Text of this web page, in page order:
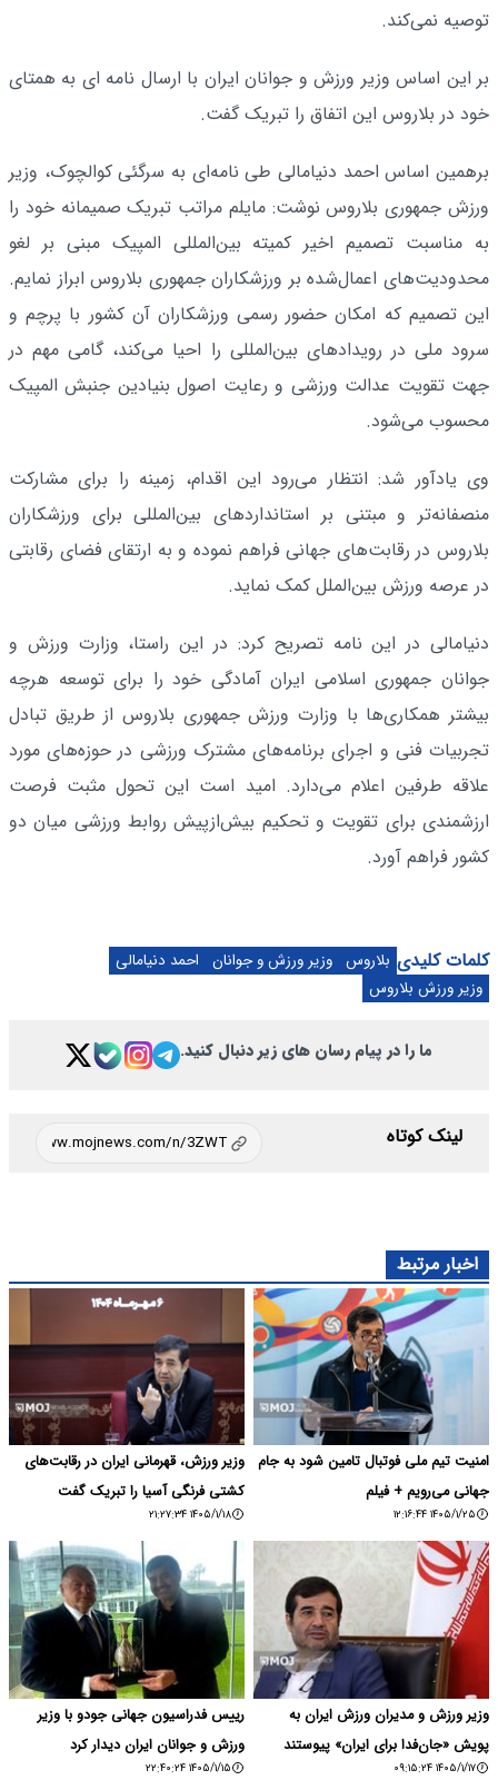
توصیه نمی‌کند.
بر این اساس وزیر ورزش و جوانان ایران با ارسال نامه ای به همتای
خود در بلاروس این اتفاق را تبریک گفت.
برهمین اساس احمد دنیامالی طی نامه‌ای به سرگئی کوالچوک، وزیر
ورزش جمهوری بلاروس نوشت: مایلم مراتب تبریک صمیمانه خود را
به مناسبت تصمیم اخیر کمیته بین‌المللی المپیک مبنی بر لغو
محدودیت‌های اعمال‌شده بر ورزشکاران جمهوری بلاروس ابراز نمایم.
این تصمیم که امکان حضور رسمی ورزشکاران آن کشور با پرچم و
سرود ملی در رویدادهای بین‌المللی را احیا می‌کند، گامی مهم در
جهت تقویت عدالت ورزشی و رعایت اصول بنیادین جنبش المپیک
محسوب می‌شود.
وی یادآور شد: انتظار می‌رود این اقدام، زمینه را برای مشارکت
منصفانه‌تر و مبتنی بر استانداردهای بین‌المللی برای ورزشکاران
بلاروس در رقابت‌های جهانی فراهم نموده و به ارتقای فضای رقابتی
در عرصه ورزش بین‌الملل کمک نماید.
دنیامالی در این نامه تصریح کرد: در این راستا، وزارت ورزش و
جوانان جمهوری اسلامی ایران آمادگی خود را برای توسعه هرچه
بیشتر همکاری‌ها با وزارت ورزش جمهوری بلاروس از طریق تبادل
تجربیات فنی و اجرای برنامه‌های مشترک ورزشی در حوزه‌های مورد
علاقه طرفین اعلام می‌دارد. امید است این تحول مثبت فرصت
ارزشمندی برای تقویت و تحکیم بیش‌ازپیش روابط ورزشی میان دو
کشور فراهم آورد.
کلمات کلیدی بلاروس وزیر ورزش و جوانان
احمد دنیامالی
وزیر ورزش بلاروس
ما را در پیام رسان های زیر دنبال کنید.
لینک کوتاه
اخبار مرتبط
امنیت تیم ملی فوتبال تامین شود به جام
جهانی می‌رویم + فیلم
۱۴۰۵/۱/۲۵ ۱۲:۱۶:۴۴
وزیر ورزش، قهرمانی ایران در رقابت‌های
کشتی فرنگی آسیا را تبریک گفت
۱۴۰۵/۱/۱۸ ۲۱:۲۷:۳۴
وزیر ورزش و مدیران ورزش ایران به
پویش «جان‌فدا برای ایران» پیوستند
۱۴۰۵/۱/۱۷ ۰۹:۱۵:۲۴
رییس فدراسیون جهانی جودو با وزیر
ورزش و جوانان ایران دیدار کرد
۱۴۰۵/۱/۱۵ ۲۲:۴۰:۲۴